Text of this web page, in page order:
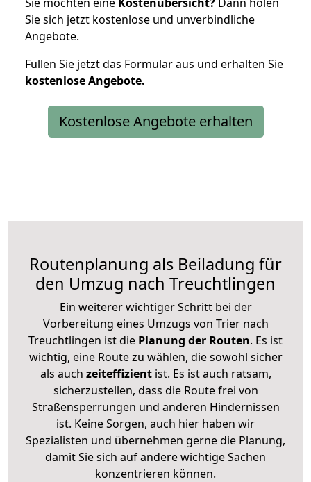
Sie sich jetzt kostenlose und unverbindliche
Angebote.
Füllen Sie jetzt das Formular aus und erhalten Sie
kostenloseAngebote.
Kostenlose Angebote erhalten
Routenplanung als Beiladung für
den Umzug nach Treuchtlingen
Ein weiterer wichtiger Schritt bei der
Vorbereitung eines Umzugs von Trier nach
Treuchtlingen ist die Planung der Routen. Es ist
wichtig, eine Route zu wählen, die sowohl sicher
als auch zeiteffizientist. Es ist auch ratsam,
sicherzustellen, dass die Route frei von
Straßensperrungen und anderen Hindernissen
ist. Keine Sorgen, auch hier haben wir
Spezialisten und übernehmen gerne die Planung,
damit Sie sich auf andere wichtige Sachen
konzentrieren können.